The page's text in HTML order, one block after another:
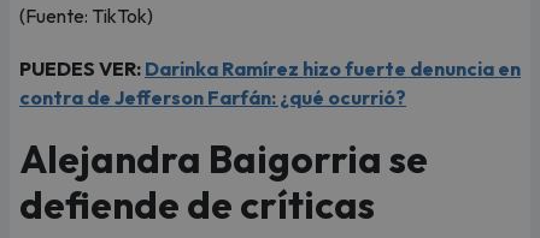
(Fuente: TikTok)
PUEDES VER: Darinka Ramírez hizo fuerte denuncia en
contra de Jefferson Farfán: ¿qué ocurrió?
Alejandra Baigorria se
defiende de críticas